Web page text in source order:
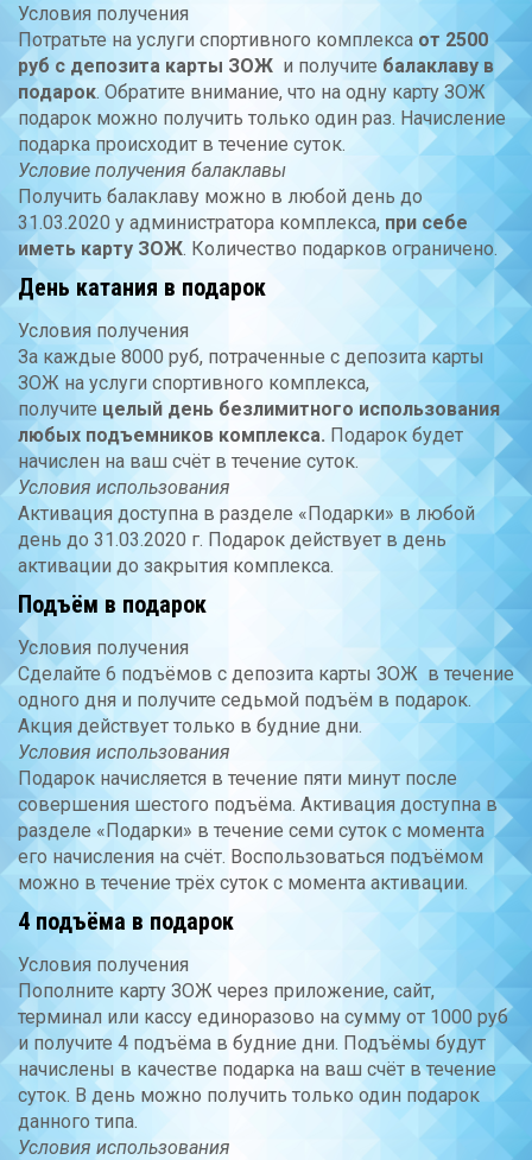
Условия получения
Потратьте на услуги спортивного комплекса от 2500
руб с депозита карты ЗОЖ и получите балаклаву в
подарок. Обратите внимание, что на одну карту ЗОЖ
подарок можно получить только один раз. Начисление
подарка происходит в течение суток.
Условие получения балаклавы
Получить балаклаву можно в любой день до
31.03.2020 у администратора комплекса, при себе
иметь карту ЗОЖ. Количество подарков ограничено.
День катания в подарок
Условия получения
За каждые 8000 руб, потраченные с депозита карты
ЗОЖ на услуги спортивного комплекса,
получите целый день безлимитного использования
любых подъемников комплекса. Подарок будет
начислен на ваш счёт в течение суток.
Условия использования
Активация доступна в разделе «Подарки» в любой
день до 31.03.2020 г. Подарок действует в день
активации до закрытия комплекса.
Подъём в подарок
Условия получения
Сделайте 6 подъёмов с депозита карты ЗОЖ в течение
одного дня и получите седьмой подъём в подарок.
Акция действует только в будние дни.
Условия использования
Подарок начисляется в течение пяти минут после
совершения шестого подъёма. Активация доступна в
разделе «Подарки» в течение семи суток с момента
его начисления на счёт. Воспользоваться подъёмом
можно в течение трёх суток с момента активации.
4 подъёма в подарок
Условия получения
Пополните карту ЗОЖ через приложение, сайт,
терминал или кассу единоразово на сумму от 1000 руб
и получите 4 подъёма в будние дни. Подъёмы будут
начислены в качестве подарка на ваш счёт в течение
суток. В день можно получить только один подарок
данного типа.
Условия использования